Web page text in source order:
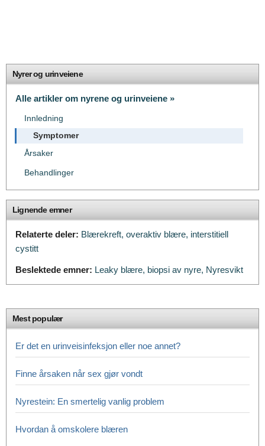
Nyrer og urinveiene
Alle artikler om nyrene og urinveiene »
Innledning
Symptomer
Årsaker
Behandlinger
Lignende emner
Relaterte deler: Blærekreft, overaktiv blære, interstitiell
cystitt
Beslektede emner: Leaky blære, biopsi av nyre, Nyresvikt
Mest populær
Er det en urinveisinfeksjon eller noe annet?
Finne årsaken når sex gjør vondt
Nyrestein: En smertelig vanlig problem
Hvordan å omskolere blæren